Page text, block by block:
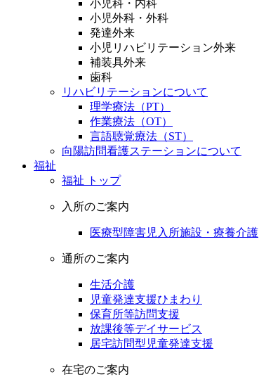
小児科・内科
小児外科・外科
発達外来
小児リハビリテーション外来
補装具外来
歯科
リハビリテーションについて
理学療法（PT）
作業療法（OT）
言語聴覚療法（ST）
向陽訪問看護ステーションについて
福祉
福祉 トップ
入所のご案内
医療型障害児入所施設・療養介護
通所のご案内
生活介護
児童発達支援ひまわり
保育所等訪問支援
放課後等デイサービス
居宅訪問型児童発達支援
在宅のご案内